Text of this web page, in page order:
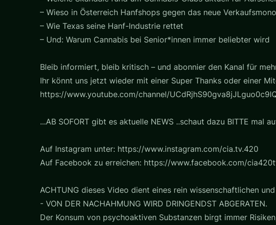
– Wieso in Österreich Hanfshops gegen das neue
– Wie Texas seine Hanf-Industrie rettet
– Und: Warum Cannabis bei Senior*innen immer beliebter wird
Bleib informiert, bleib kritisch – und abonnier den Kanal für
Ihr könnt uns jetzt wieder mit einer Super Thanks oder einer
https://www.youtube.com/channel/
...AB SOFORT gibt es aktuelle NEWS ..schaut dazu BITTE mal
Auf Instagram unter: https://www.instagram.com/cia.tv.420
Auf Facebook zu erreichen: https://www.facebook.com/
ACHTUNG dieses Video dient eines rein wissenschaftlichen
- VON DER NACHAHMUNG WIRD DRINGENDST ABGERATEN.
Der Konsum von psychoaktiven Substanzen birgt immer